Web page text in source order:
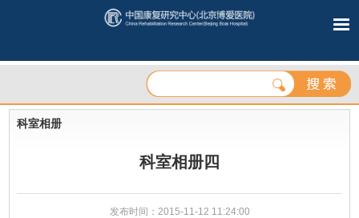
科室相册
科室相册四
发布时间：2015-11-12 11:24:00